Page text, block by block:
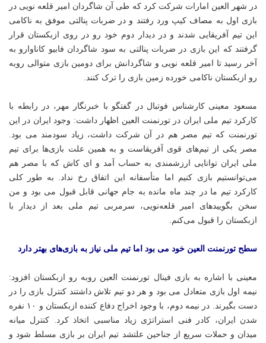
در شهر العین امارات شرکت کرد که طی آن شاگردان امیر قلعه نویی در
بازی اول به مصاف کیپ ورد رفتند و در ضربات پنالتی موفق به ناکامی
این تیم آفریقایی شدند و در دیدار دوم خود رو در روی ازبکستان قرار
گرفتند که این بازی در ضربات پنالتی به سود شاگردان فابیو کاناوارو به
آخر رسید تا امیر قلعه نویی و شاگردانش برای دومین بازی متوالی روبه
رو ازبکستان ناکامی خورده زمین بازی را ترک کنند.
مسعود معینی کارشناس فوتبال در گفتگو با خبرنگار مهر، در رابطه با
کارکرد تیم ملی ایران در تورنمنت العین اظهار داشت: وجود ایران در این
تورنمنت که تیم مصر هم در آن شرکت داشت، زیاد سودمند می بود.
مصر یکی از تیم‌های قوی آفریقاست و به همین علت بازی‌ها برای تیم
ملی ایران توانایی ارزشمندی به حساب آمد و ای کاش که با مصر هم
می‌توانستیم بازی کنیم اما متأسفانه این اتفاق رخ نداد. به طور کلی
کارکرد تیم ما در چند ماه مانده به جام جهانی قابل قبول می بود و من
سخن بگویید‌های امیر قلعه‌نویی، سرمربی تیم ملی بعد از دیدار با
ازبکستان را قبول می‌کنم.
سطح تورنمنت العین خود می بود اما تیم ملی نیاز به بازی‌های بهتر دارد
معینی با اشاره به بازی فینال تورنمنت العین روبه رو ازبکستان افزود:
نیمه اول بازی متعادل می بود و هر دو تیم تلاش داشتند کنترل بازی را در
دست بگیرند. در نیمه دوم، با وجود اخراج دفاع کننده ازبکستان و ۱۰ نفره
شدن ایران، کادر فنی استراتژی زیاد مناسبی اتخاذ کرد. کنترل میانه
میدان و حملات سریع از جناحین علتشد تیم ایران بر بازی مسلط شود و